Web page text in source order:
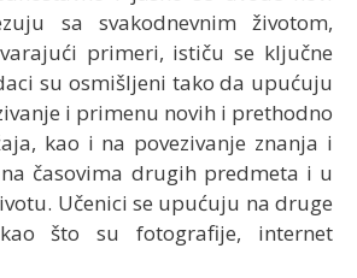
sa svakodnevnim životom,
primeri, ističu se ključne
su osmišljeni tako da upućuju
i primenu novih i prethodno
kao i na povezivanje znanja i
časovima drugih predmeta i u
Učenici se upućuju na druge
što su fotografije, internet